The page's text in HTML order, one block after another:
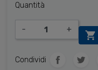
Quantità
- +

Condividi